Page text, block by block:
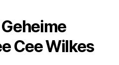
Cee Wilkes